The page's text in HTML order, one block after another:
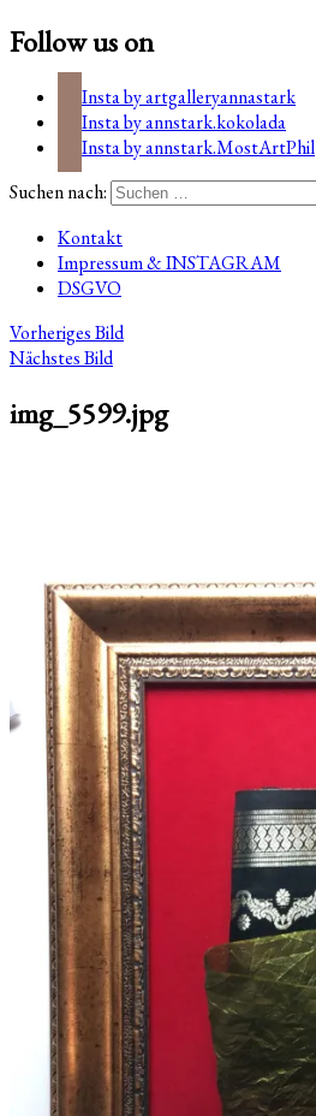
Follow us on
Insta by artgalleryannastark
Insta by annstark.kokolada
Insta by annstark.MostArtPhil
Suchen nach:
Kontakt
Impressum & INSTAGRAM
DSGVO
Vorheriges Bild
Nächstes Bild
img_5599.jpg